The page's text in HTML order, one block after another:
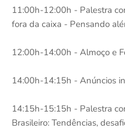
11:00h-12:00h - Palestra
fora da caixa - Pensando
12:00h-14:00h - Almoço e
14:00h-14:15h - Anúncios
14:15h-15:15h - Palestra
Brasileiro: Tendências,